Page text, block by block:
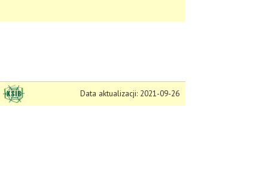
Data aktualizacji: 2021-09-26